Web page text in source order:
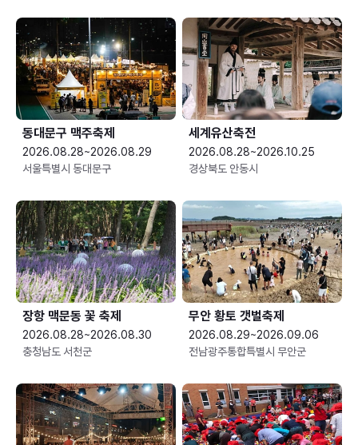
동대문구 맥주축제
2026.08.28~2026.08.29
서울특별시 동대문구
세계유산축전
2026.08.28~2026.10.25
경상북도 안동시
장항 맥문동 꽃 축제
2026.08.28~2026.08.30
충청남도 서천군
무안 황토 갯벌축제
2026.08.29~2026.09.06
전남광주통합특별시 무안군